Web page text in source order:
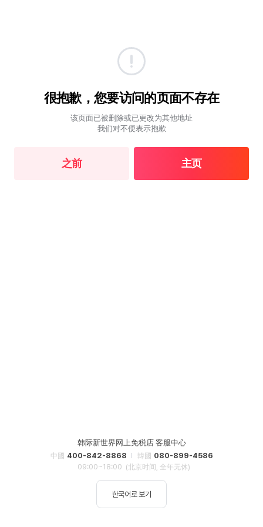
很抱歉，您要访问的页面不存在
该页面已被删除或已更改为其他地址
我们对不便表示抱歉
之前 主页
韩际新世界网上免税店 客服中心
中國 400-842-8868 韓國 080-899-4586
09:00~18:00 (北京时间, 全年无休)
한국어로 보기